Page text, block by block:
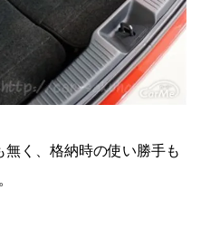
く、格納時の使い勝手も